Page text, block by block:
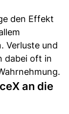
den Effekt
Verluste und
dabei oft in
an die